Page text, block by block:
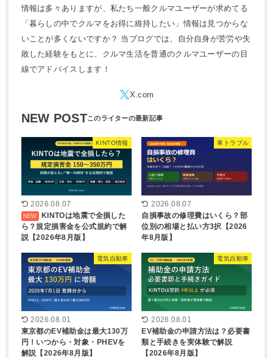
情報は多々ありますが、私たち一般クルマユーザーが求めてる
「暮らしの中でクルマをお得に維持したい」情報は見つからな
いことが多くないですか？ 当ブログでは、自分自身が苦労や失
敗した経験をもとに、クルマ生活を普通のクルマユーザーの目
線でアドバイスします！
NEW POST
KINTO情報
2026.08.07
KINTOは地震で全損した
ら？規定損害金を公式規約で解
説【2026年8月版】
車トラブル
2026.08.07
自損事故の修理費はいくら？部
位別の相場と払い方3択【2026
年8月版】
電気自動車
2026.08.01
東京都のEV補助金は最大130万
円！いつから・対象・PHEVを
解説【2026年8月版】
電気自動車
2026.08.01
EV補助金の申請方法は？必要書
類と手続きを実体験で解説
【2026年8月版】